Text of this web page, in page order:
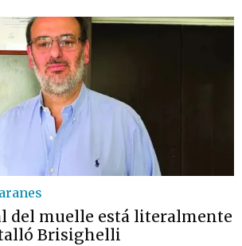
del muelle está literalmente
Brisighelli